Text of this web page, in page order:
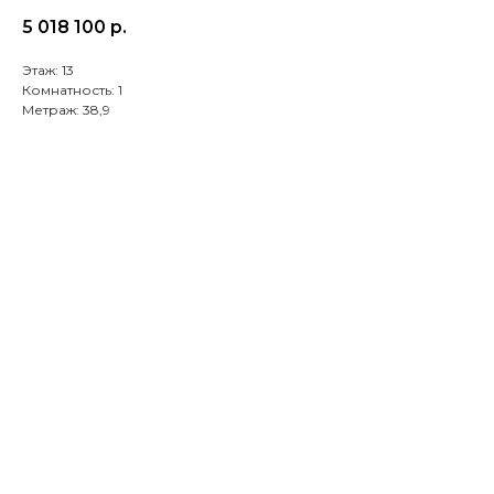
5 018 100 р.
Этаж: 13
Комнатность: 1
Метраж: 38,9